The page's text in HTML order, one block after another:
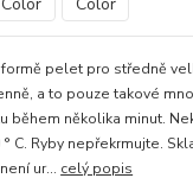
pelet pro středně
a to pouze takové
během několika minut.
C. Ryby nepřekrmujte.
ur... celý popis